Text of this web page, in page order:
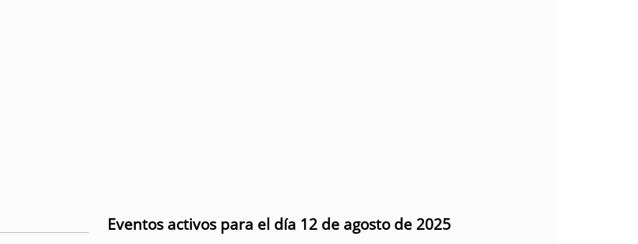
Eventos activos para el día 12 de agosto de 2025